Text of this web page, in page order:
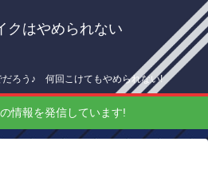
クはやめられない
ろう♪ 何回こけてもやめられない!
情報を発信しています!